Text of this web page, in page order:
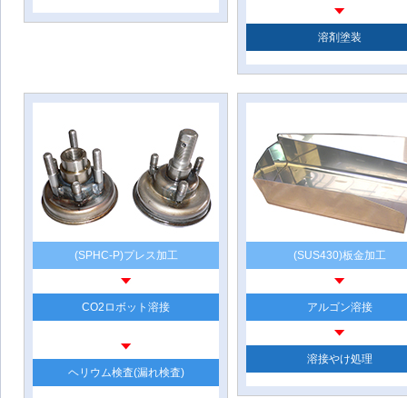
溶剤塗装
(SPHC-P)プレス加工
CO2ロボット溶接
ヘリウム検査(漏れ検査)
(SUS430)板金加工
アルゴン溶接
溶接やけ処理